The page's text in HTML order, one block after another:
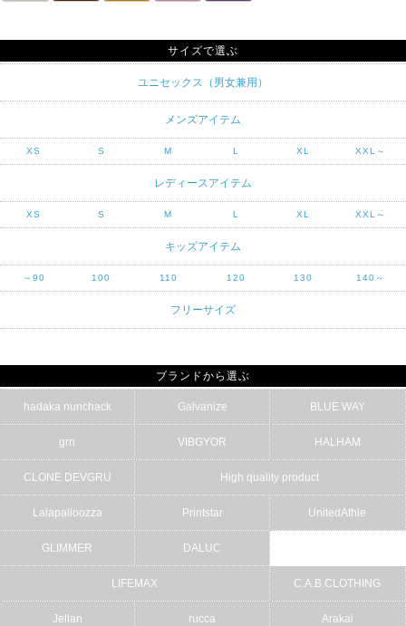
サイズで選ぶ
ユニセックス（男女兼用）
メンズアイテム
XS S M L XL XXL～
レディースアイテム
XS S M L XL XXL～
キッズアイテム
～90 100 110 120 130 140～
フリーサイズ
ブランドから選ぶ
hadaka nunchack Galvanize BLUE WAY
grn VIBGYOR HALHAM
CLONE DEVGRU High quality product
Lalapalloozza Printstar UnitedAthle
GLIMMER DALUC
LIFEMAX C.A.B.CLOTHING
Jellan rucca Arakai